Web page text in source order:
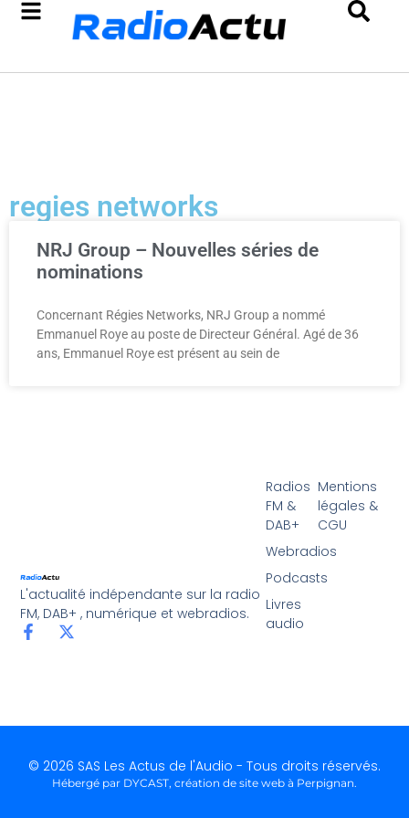
regies networks
NRJ Group – Nouvelles séries de
nominations
Concernant Régies Networks, NRJ Group a nommé
Emmanuel Roye au poste de Directeur Général. Agé de 36
ans, Emmanuel Roye est présent au sein de
L'actualité indépendante sur la radio
FM, DAB+ , numérique et webradios.
Radios
FM &
DAB+
Webradios
Podcasts
Livres
audio
Mentions
légales &
CGU
© 2026 SAS Les Actus de l'Audio - Tous droits réservés.
Hébergé par DYCAST, création de site web à Perpignan.